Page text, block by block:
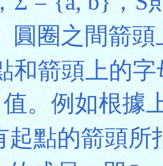
圓圈之間箭頭
和箭頭上的
。例如根據
起點的箭頭所